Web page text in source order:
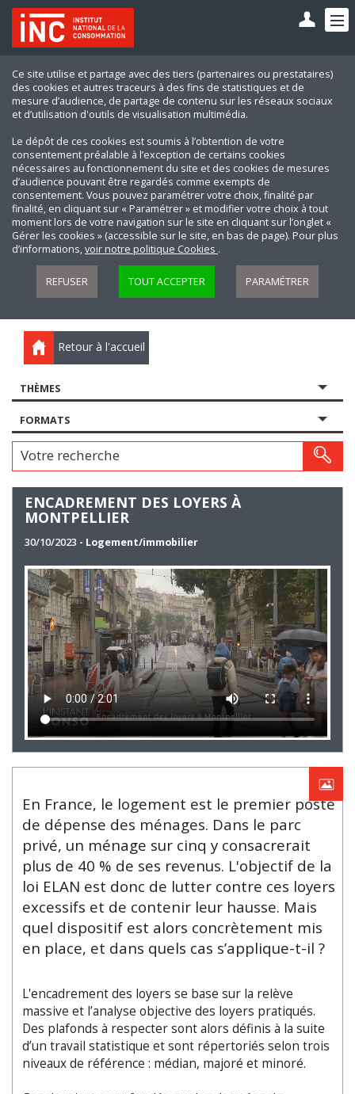
Ce site utilise et partage avec des tiers (partenaires ou prestataires)
des cookies et autres traceurs à des fins de statistiques et de
mesure d’audience, de partage de contenu sur les réseaux sociaux
et d’utilisation d'outils de visualisation multimédia.
Le dépôt de ces cookies est soumis à l’obtention de votre
consentement préalable à l’exception de certains cookies
nécessaires au fonctionnement du site et des cookies de mesures
d’audience pouvant être regardés comme exempts de
consentement. Vous pouvez paramétrer votre choix, finalité par
finalité, en cliquant sur « Paramétrer » et modifier votre choix à tout
moment lors de votre navigation sur le site en cliquant sur l’onglet «
Gérer les cookies » (accessible sur le site, en bas de page). Pour plus
d’informations,voir notre politique Cookies .
REFUSER TOUT ACCEPTER PARAMÉTRER
Retour à l'accueil
THÈMES
FORMATS
Votre recherche
ENCADREMENT DES LOYERS À
MONTPELLIER
30/10/2023 - Logement/immobilier
En France, le logement est le premier poste
de dépense des ménages. Dans le parc
privé, un ménage sur cinq y consacrerait
plus de 40 % de ses revenus. L'objectif de la
loi ELAN est donc de lutter contre ces loyers
excessifs et de contenir leur hausse. Mais
quel dispositif est alors concrètement mis
en place, et dans quels cas s’applique-t-il ?
L'encadrement des loyers se base sur la relève
massive et l’analyse objective des loyers pratiqués.
Des plafonds à respecter sont alors définis à la suite
d’un travail statistique et sont répertoriés selon trois
niveaux de référence : médian, majoré et minoré.